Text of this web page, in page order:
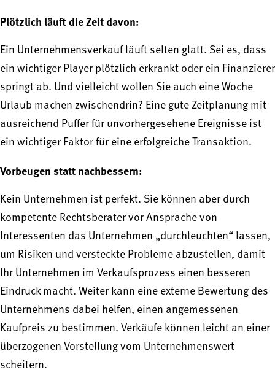
Plötzlich läuft die Zeit davon:
Ein Unternehmensverkauf läuft selten glatt. Sei es, dass
ein wichtiger Player plötzlich erkrankt oder ein Finanzierer
springt ab. Und vielleicht wollen Sie auch eine Woche
Urlaub machen zwischendrin? Eine gute Zeitplanung mit
ausreichend Puffer für unvorhergesehene Ereignisse ist
ein wichtiger Faktor für eine erfolgreiche Transaktion.
Vorbeugen statt nachbessern:
Kein Unternehmen ist perfekt. Sie können aber durch
kompetente Rechtsberater vor Ansprache von
Interessenten das Unternehmen „durchleuchten“ lassen,
um Risiken und versteckte Probleme abzustellen, damit
Ihr Unternehmen im Verkaufsprozess einen besseren
Eindruck macht. Weiter kann eine externe Bewertung des
Unternehmens dabei helfen, einen angemessenen
Kaufpreis zu bestimmen. Verkäufe können leicht an einer
überzogenen Vorstellung vom Unternehmenswert
scheitern.